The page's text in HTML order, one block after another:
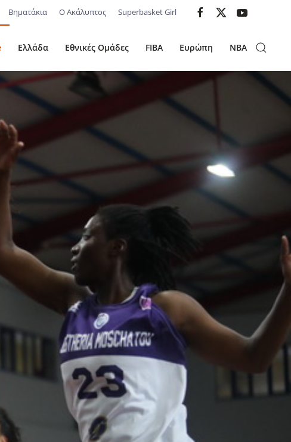
Βηματάκια Ο Ακάλυπτος Superbasket Girl
Ελλάδα Εθνικές Ομάδες FIBA Ευρώπη NBA